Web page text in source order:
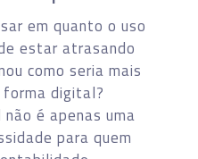
em quanto o uso
estar atrasando
como seria mais
digital?
é apenas uma
para quem